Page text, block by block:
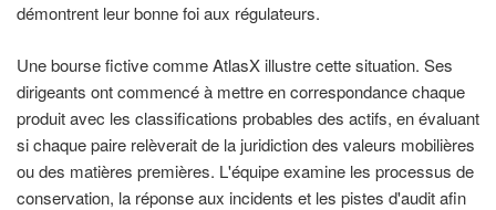
démontrent leur bonne foi aux régulateurs.
Une bourse fictive comme AtlasX illustre cette situation. Ses
dirigeants ont commencé à mettre en correspondance chaque
produit avec les classifications probables des actifs, en évaluant
si chaque paire relèverait de la juridiction des valeurs mobilières
ou des matières premières. L'équipe examine les processus de
conservation, la réponse aux incidents et les pistes d'audit afin